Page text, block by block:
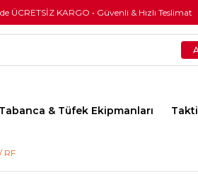
ÜCRETSİZ KARGO • Güvenli & Hızlı Teslimat
Tabanca & Tüfek Ekipmanları
RF